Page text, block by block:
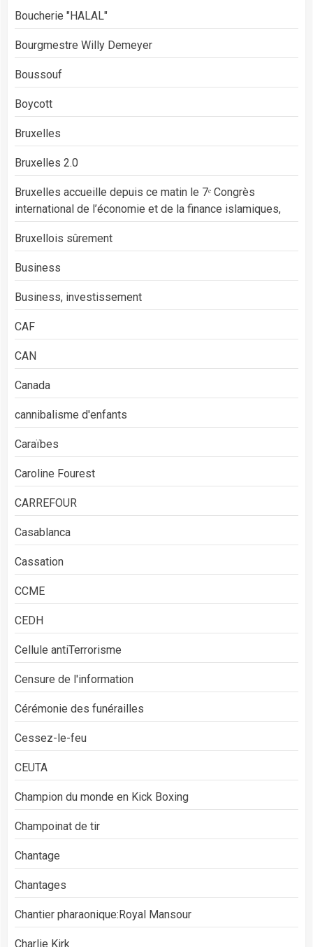
Boucherie "HALAL"
Bourgmestre Willy Demeyer
Boussouf
Boycott
Bruxelles
Bruxelles 2.0
Bruxelles accueille depuis ce matin le 7ᵉ Congrès
international de l’économie et de la finance islamiques,
Bruxellois sûrement
Business
Business, investissement
CAF
CAN
Canada
cannibalisme d'enfants
Caraïbes
Caroline Fourest
CARREFOUR
Casablanca
Cassation
CCME
CEDH
Cellule antiTerrorisme
Censure de l'information
Cérémonie des funérailles
Cessez-le-feu
CEUTA
Champion du monde en Kick Boxing
Champoinat de tir
Chantage
Chantages
Chantier pharaonique:Royal Mansour
Charlie Kirk